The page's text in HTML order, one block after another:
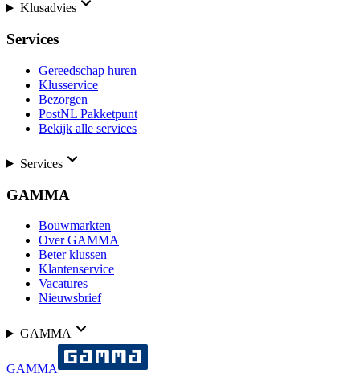
Klusadvies
Services
Gereedschap huren
Klusservice
Bezorgen
PostNL Pakketpunt
Bekijk alle services
Services
GAMMA
Bouwmarkten
Over GAMMA
Beter klussen
Klantenservice
Vacatures
Nieuwsbrief
GAMMA
GAMMA